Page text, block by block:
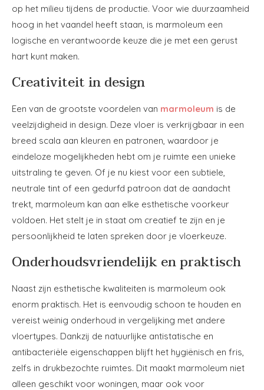
op het milieu tijdens de productie. Voor wie duurzaamheid
hoog in het vaandel heeft staan, is marmoleum een
logische en verantwoorde keuze die je met een gerust
hart kunt maken.
Creativiteit in design
Een van de grootste voordelen van marmoleum is de
veelzijdigheid in design. Deze vloer is verkrijgbaar in een
breed scala aan kleuren en patronen, waardoor je
eindeloze mogelijkheden hebt om je ruimte een unieke
uitstraling te geven. Of je nu kiest voor een subtiele,
neutrale tint of een gedurfd patroon dat de aandacht
trekt, marmoleum kan aan elke esthetische voorkeur
voldoen. Het stelt je in staat om creatief te zijn en je
persoonlijkheid te laten spreken door je vloerkeuze.
Onderhoudsvriendelijk en praktisch
Naast zijn esthetische kwaliteiten is marmoleum ook
enorm praktisch. Het is eenvoudig schoon te houden en
vereist weinig onderhoud in vergelijking met andere
vloertypes. Dankzij de natuurlijke antistatische en
antibacteriële eigenschappen blijft het hygiënisch en fris,
zelfs in drukbezochte ruimtes. Dit maakt marmoleum niet
alleen geschikt voor woningen, maar ook voor